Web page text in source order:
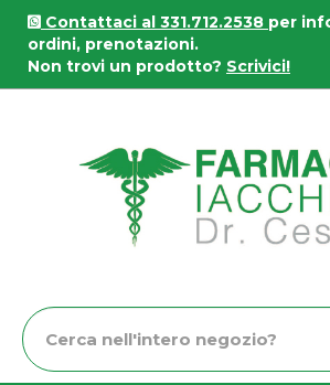
Passa
contenuto
principale
Contattaci al 331.712.2538 per
ordini, prenotazioni.
Non trovi un prodotto? Scrivici!
Cerca
Prodotto